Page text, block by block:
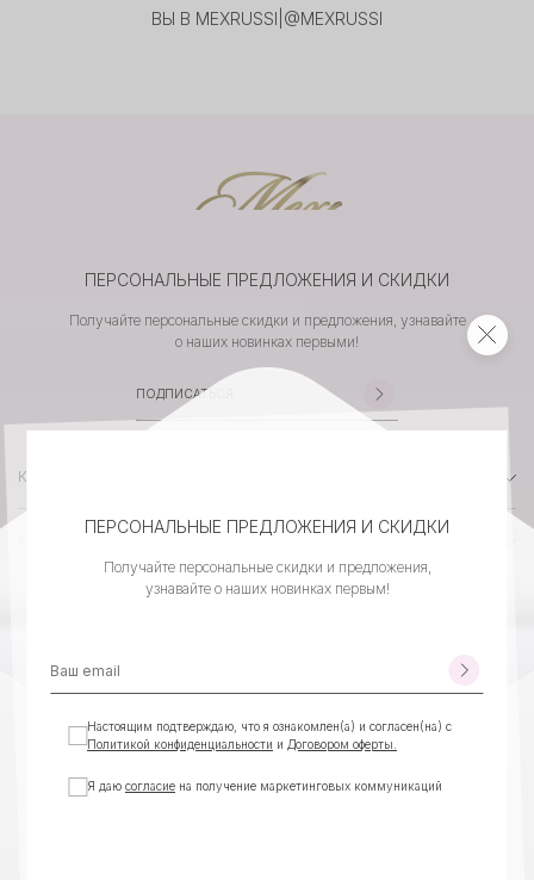
ВЫ В MEXRUSSI @MEXRUSSI
ПЕРСОНАЛЬНЫЕ ПРЕДЛОЖЕНИЯ И СКИДКИ
Получайте персональные скидки и предложения, узнавайте
о наших новинках первыми!
КАТАЛОГ
КОНТАКТЫ
ПЕРСОНАЛЬНЫЕ ПРЕДЛОЖЕНИЯ И СКИДКИ
Получайте персональные скидки и предложения,
узнавайте о наших новинках первым!
Настоящим подтверждаю, что я ознакомлен(а) и согласен(на) с
Политикой конфиденциальности и Договором оферты.
Я даю согласие на получение маркетинговых коммуникаций